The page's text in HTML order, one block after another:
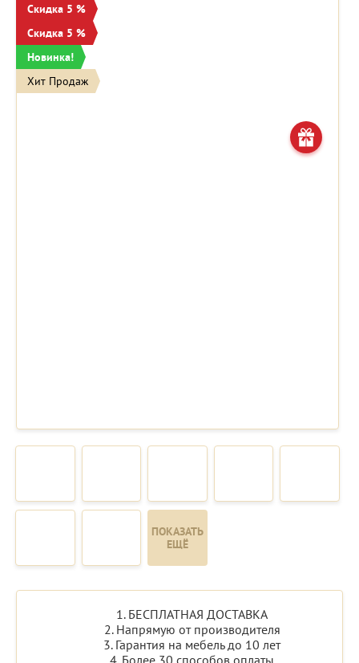
Скидка 5 %
Скидка 5 %
Новинка!
Хит Продаж
ПОКАЗАТЬ
ЕЩЁ
1. БЕСПЛАТНАЯ ДОСТАВКА
2. Напрямую от производителя
3. Гарантия на мебель до 10 лет
4. Более 30 способов оплаты